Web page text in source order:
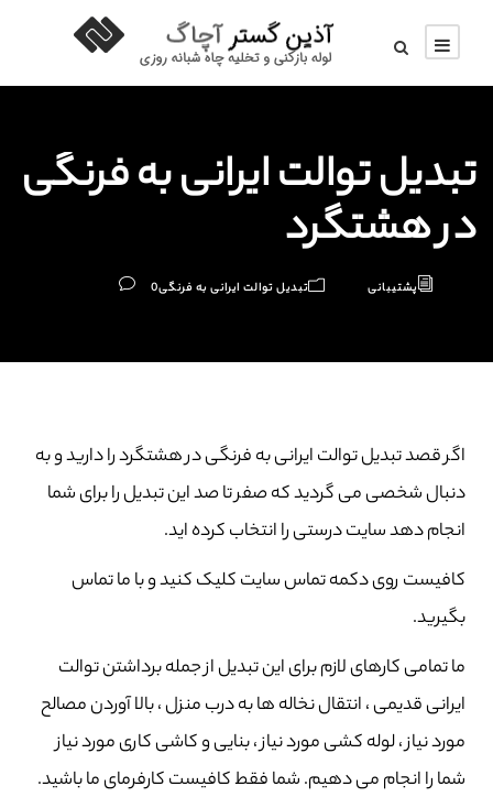
تبدیل توالت ایرانی به فرنگی
در هشتگرد
پشتیبانی تبدیل توالت ایرانی به فرنگی0
اگر قصد تبدیل توالت ایرانی به فرنگی در هشتگرد را دارید و به
دنبال شخصی می گردید که صفر تا صد این تبدیل را برای شما
انجام دهد سایت درستی را انتخاب کرده اید.
کافیست روی دکمه تماس سایت کلیک کنید و با ما تماس
بگیرید.
ما تمامی کارهای لازم برای این تبدیل از جمله برداشتن توالت
ایرانی قدیمی ، انتقال نخاله ها به درب منزل ، بالا آوردن مصالح
مورد نیاز ، لوله کشی مورد نیاز ، بنایی و کاشی کاری مورد نیاز
شما را انجام می دهیم. شما فقط کافیست کارفرمای ما باشید.